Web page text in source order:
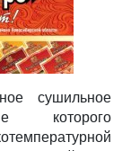
сушильное
которого